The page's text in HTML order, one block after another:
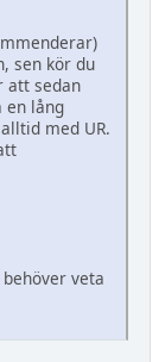
sen kör du
att sedan
en lång
med UR.
veta